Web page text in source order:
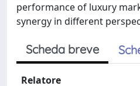
performance of luxury
synergy in different
Scheda breve
Relatore